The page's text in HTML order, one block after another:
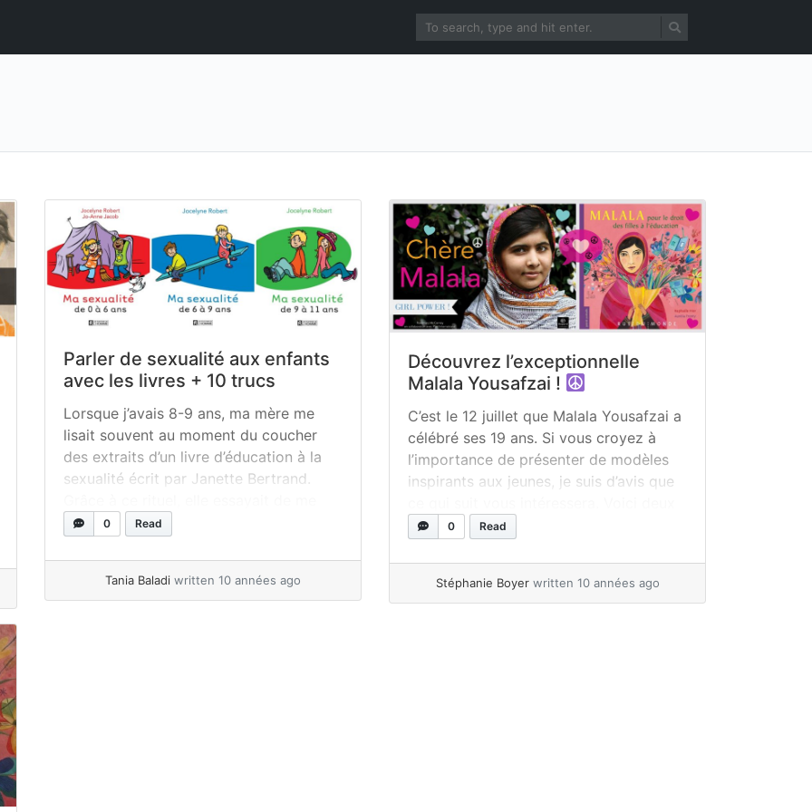
Parler de sexualité aux enfants
avec les livres + 10 trucs
Lorsque j’avais 8-9 ans, ma mère me
lisait souvent au moment du coucher
des extraits d’un livre d’éducation à la
sexualité écrit par Janette Bertrand.
préparer à sa manière au « mystérieux
honnêtement cela me gênait, je me
souviens... »read more
0 Read
Tania Baladi written 10 années ago
Découvrez l’exceptionnelle
Malala Yousafzai !
C’est le 12 juillet que Malala Yousafzai a
célébré ses 19 ans. Si vous croyez à
l’importance de présenter de modèles
inspirants aux jeunes, je suis d’avis que
albums pour découvrir une jeune femme
réaliser en classe ! Qui est Malala?
Malala... »read more
0 Read
Stéphanie Boyer written 10 années ago